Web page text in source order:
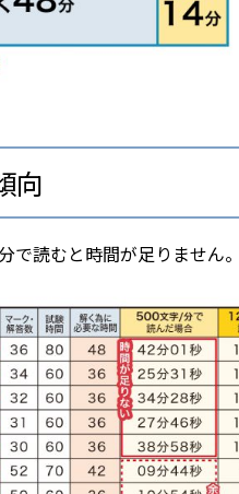
向
で読むと時間が足りません